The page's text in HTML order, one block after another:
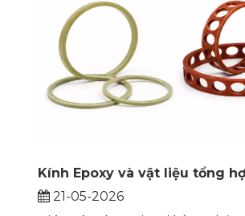
21-05-2026